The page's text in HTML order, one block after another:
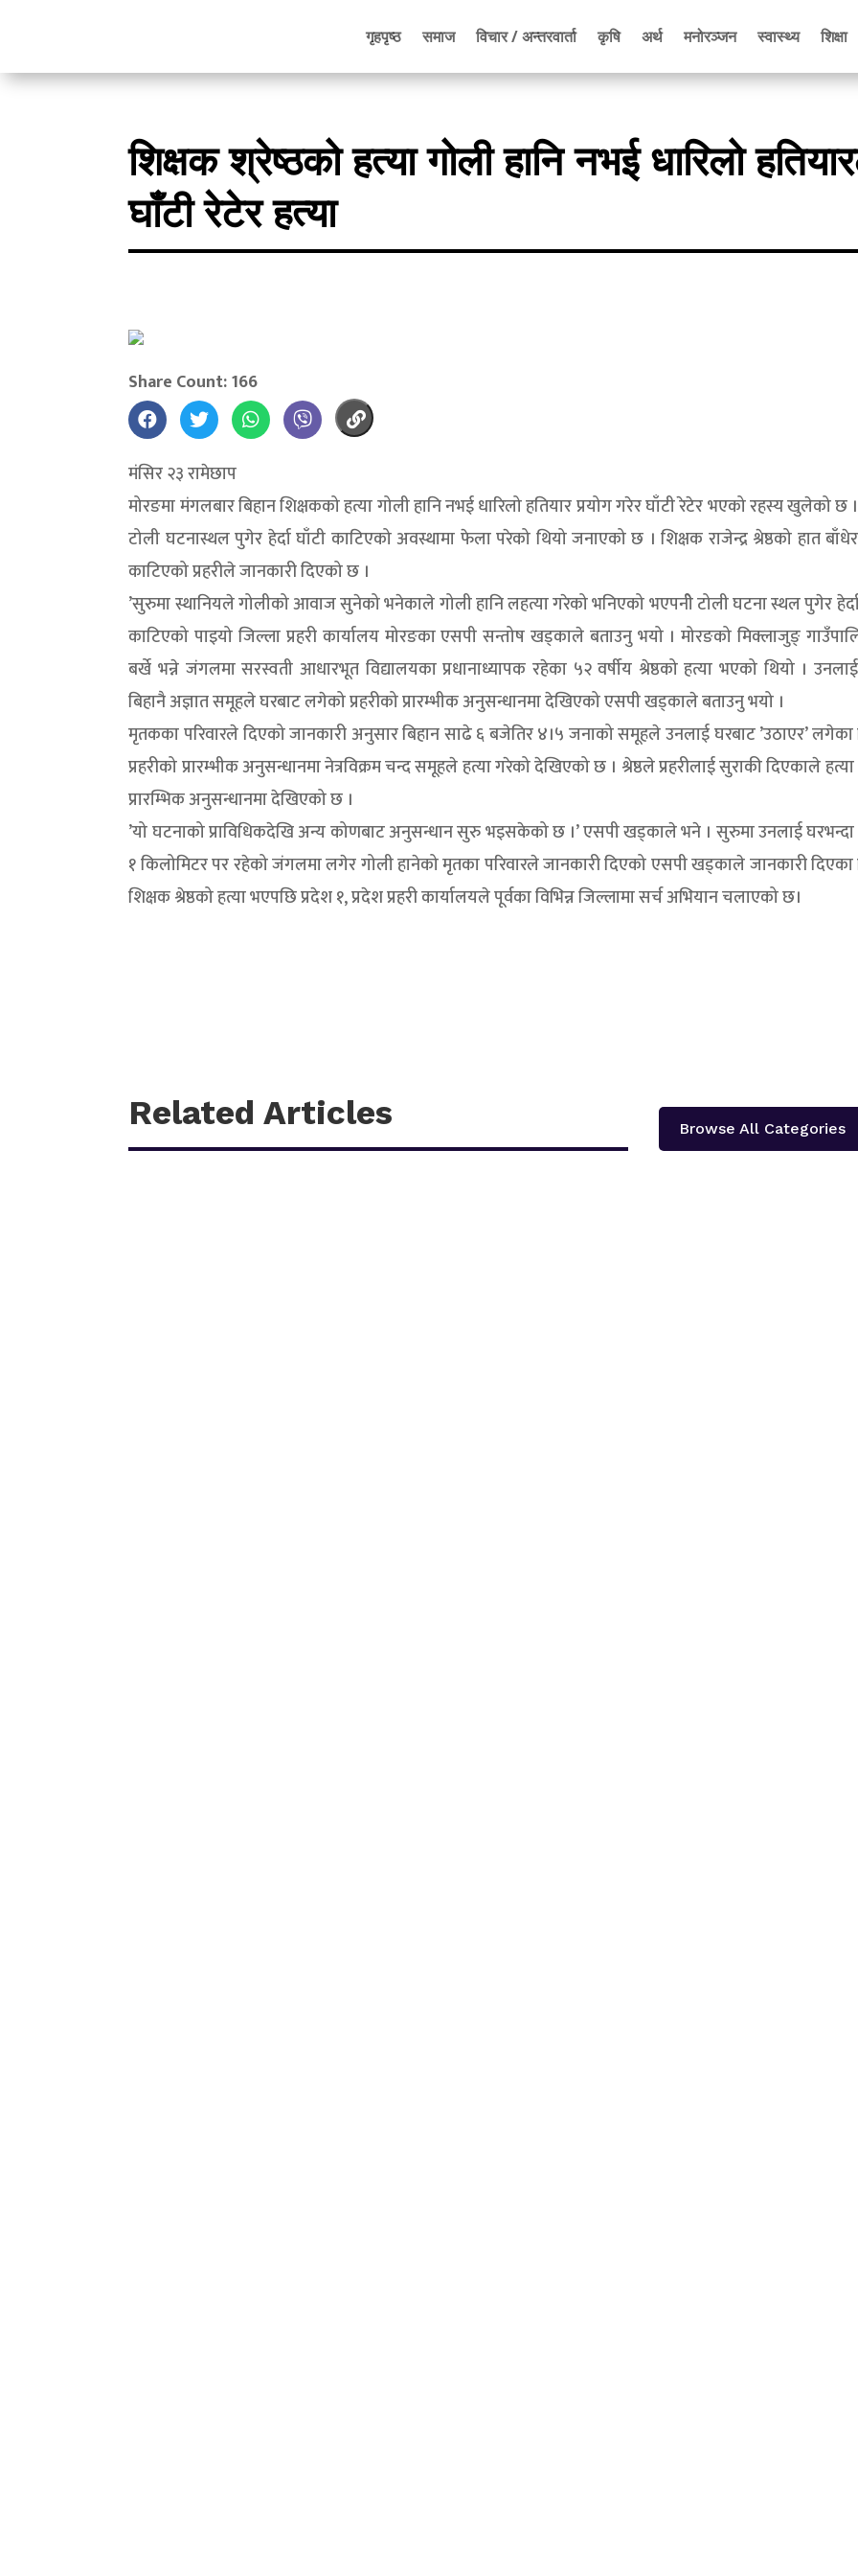
गृहपृष्ठ समाज विचार / अन्तरवार्ता कृषि अर्थ मनोरञ्जन स्वास्थ्य शिक्षा
शिक्षक श्रेष्ठको हत्या गोली हानि नभई धारिलो
घाँटी रेटेर हत्या
Share Count: 166
मंसिर २३ रामेछाप
मोरङमा मंगलबार बिहान शिक्षकको हत्या गोली हानि नभई धारिलो हतियार प्रयोग गरेर घाँटी रेटेर भएको रहस्य खुलेको छ ।
टोली घटनास्थल पुगेर हेर्दा घाँटी काटिएको अवस्थामा फेला परेको थियो जनाएको छ । शिक्षक राजेन्द्र श्रेष्ठको हात
काटिएको प्रहरीले जानकारी दिएको छ ।
’सुरुमा स्थानियले गोलीको आवाज सुनेको भनेकाले गोली हानि लहत्या गरेको भनिएको भएपनीे टोली घटना स्थल पुगेर
काटिएको पाइयो जिल्ला प्रहरी कार्यालय मोरङका एसपी सन्तोष खड्काले बताउनु भयो । मोरङको मिक्लाजुङ्
बर्खे भन्ने जंगलमा सरस्वती आधारभूत विद्यालयका प्रधानाध्यापक रहेका ५२ वर्षीय श्रेष्ठको हत्या भएको थियो ।
बिहानै अज्ञात समूहले घरबाट लगेको प्रहरीको प्रारम्भीक अनुसन्धानमा देखिएको एसपी खड्काले बताउनु भयो ।
मृतकका परिवारले दिएको जानकारी अनुसार बिहान साढे ६ बजेतिर ४।५ जनाको समूहले उनलाई घरबाट ’उठाएर’ लगेका
प्रहरीको प्रारम्भीक अनुसन्धानमा नेत्रविक्रम चन्द समूहले हत्या गरेको देखिएको छ । श्रेष्ठले प्रहरीलाई सुराकी दिएकाले
प्रारम्भिक अनुसन्धानमा देखिएको छ ।
’यो घटनाको प्राविधिकदेखि अन्य कोणबाट अनुसन्धान सुरु भइसकेको छ ।’ एसपी खड्काले भने । सुरुमा उनलाई
१ किलोमिटर पर रहेको जंगलमा लगेर गोली हानेको मृतका परिवारले जानकारी दिएको एसपी खड्काले जानकारी दिएका
शिक्षक श्रेष्ठको हत्या भएपछि प्रदेश १, प्रदेश प्रहरी कार्यालयले पूर्वका विभिन्न जिल्लामा सर्च अभियान चलाएको छ।
Related Articles Browse All Categories